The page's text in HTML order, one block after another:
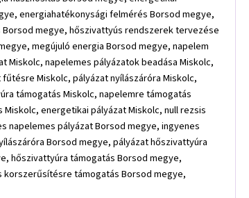
energiahatékonysági felmérés Borsod megye,
megye, hőszivattyús rendszerek tervezése
megújuló energia Borsod megye, napelem
napelemes pályázatok beadása Miskolc,
Miskolc, pályázat nyílászáróra Miskolc,
támogatás Miskolc, napelemre támogatás
energetikai pályázat Miskolc, null rezsis
napelemes pályázat Borsod megye, ingyenes
Borsod megye, pályázat hőszivattyúra
hőszivattyúra támogatás Borsod megye,
támogatás Borsod megye,